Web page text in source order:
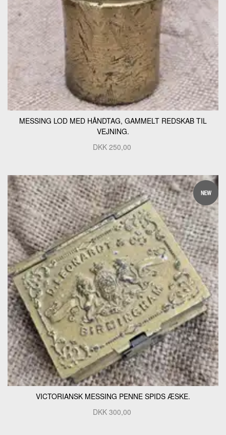
MESSING LOD MED HÅNDTAG, GAMMELT REDSKAB TIL
VEJNING.
DKK 250,00
VICTORIANSK MESSING PENNE SPIDS ÆSKE.
DKK 300,00